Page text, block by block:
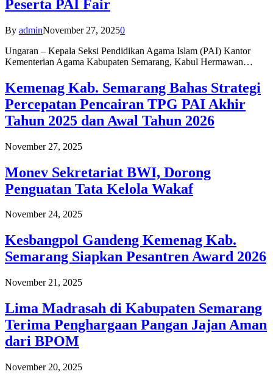
Peserta PAI Fair
By adminNovember 27, 20250
Ungaran – Kepala Seksi Pendidikan Agama Islam (PAI) Kantor
Kementerian Agama Kabupaten Semarang, Kabul Hermawan…
Kemenag Kab. Semarang Bahas Strategi
Percepatan Pencairan TPG PAI Akhir
Tahun 2025 dan Awal Tahun 2026
November 27, 2025
Monev Sekretariat BWI, Dorong
Penguatan Tata Kelola Wakaf
November 24, 2025
Kesbangpol Gandeng Kemenag Kab.
Semarang Siapkan Pesantren Award 2026
November 21, 2025
Lima Madrasah di Kabupaten Semarang
Terima Penghargaan Pangan Jajan Aman
dari BPOM
November 20, 2025